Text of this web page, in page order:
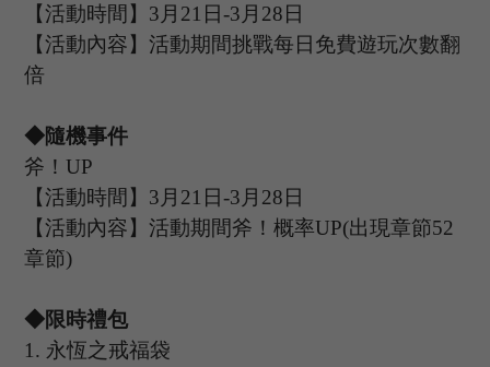
【活動時間】 3 月 21 日-3 月 28日
【活動內容】活動期間挑戰每日免費遊玩次數翻
倍
◆隨機事件
斧！UP
【活動時間】 3 月 21 日-3 月 28日
【活動內容】活動期間斧！概率UP(出現章節52
章節)
◆限時禮包
1. 永恆之戒福袋